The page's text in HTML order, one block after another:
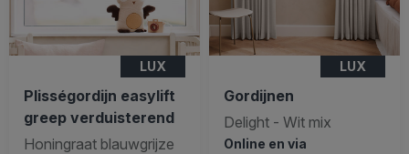
LUX
Plisségordijn easylift
greep verduisterend
Honingraat blauwgrijze
LUX
Gordijnen
Delight - Wit mix
Online en via